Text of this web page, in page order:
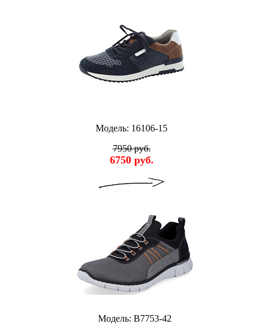
Модель: 16106-15
7950 руб.
6750 руб.
Модель: B7753-42